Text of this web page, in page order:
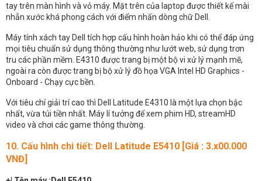
tay trên màn hình và vỏ máy. Mặt trên của laptop được thiết kế mài
nhẵn xước khá phong cách với điểm nhấn dòng chữ Dell.
Máy tính xách tay Dell tích hợp cấu hình hoàn hảo khi có thể đáp ứng
mọi tiêu chuẩn sử dụng thông thường như lướt web, sử dụng trơn
tru các phần mềm. E4310 được trang bị một bộ vi xử lý mạnh mẽ,
ngoài ra còn được trang bị bộ xử lý đồ họa VGA Intel HD Graphics -
Onboard - Chạy cực bền.
Với tiêu chí giải trí cao thì Dell Latitude E4310 là một lựa chọn bậc
nhất, vừa túi tiền nhất. Máy lí tưởng để xem phim HD, streamHD
video và chơi các game thông thường.
10. Cấu hình chi tiết: Dell Latitude E5410 [Giá : 3.x00.000
VNĐ]